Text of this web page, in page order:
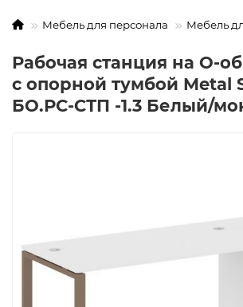
Мебель для персонала Мебель
Рабочая станция на О-
с опорной тумбой Metal
БО.РС-СТП -1.3 Белый/